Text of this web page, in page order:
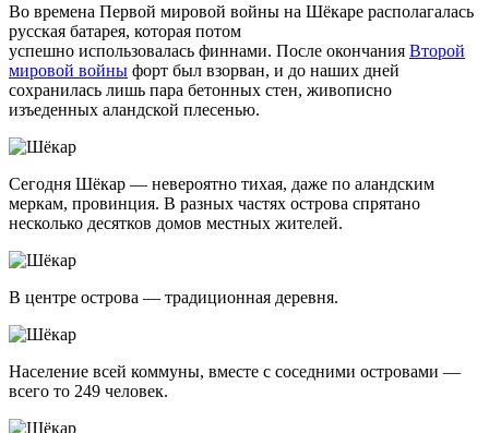
Во времена Первой мировой войны на Шёкаре располагалась
русская батарея, которая потом
успешно использовалась финнами. После окончания Второй
мировой войны форт был взорван, и до наших дней
сохранилась лишь пара бетонных стен, живописно
изъеденных аландской плесенью.
Сегодня Шёкар — невероятно тихая, даже по аландским
меркам, провинция. В разных частях острова спрятано
несколько десятков домов местных жителей.
В центре острова — традиционная деревня.
Население всей коммуны, вместе с соседними островами —
всего то 249 человек.